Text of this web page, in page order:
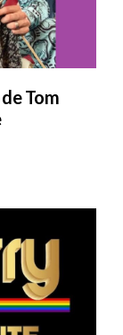
Tom